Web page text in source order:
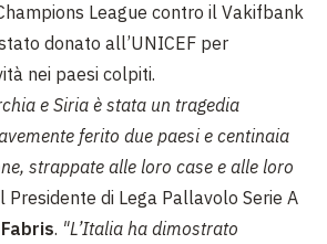
League contro il Vakifbank
donato all’UNICEF per
nei paesi colpiti.
e Siria è stata un tragedia
ferito due paesi e centinaia
strappate alle loro case e alle loro
Presidente di Lega Pallavolo Serie A
. "L’Italia ha dimostrato